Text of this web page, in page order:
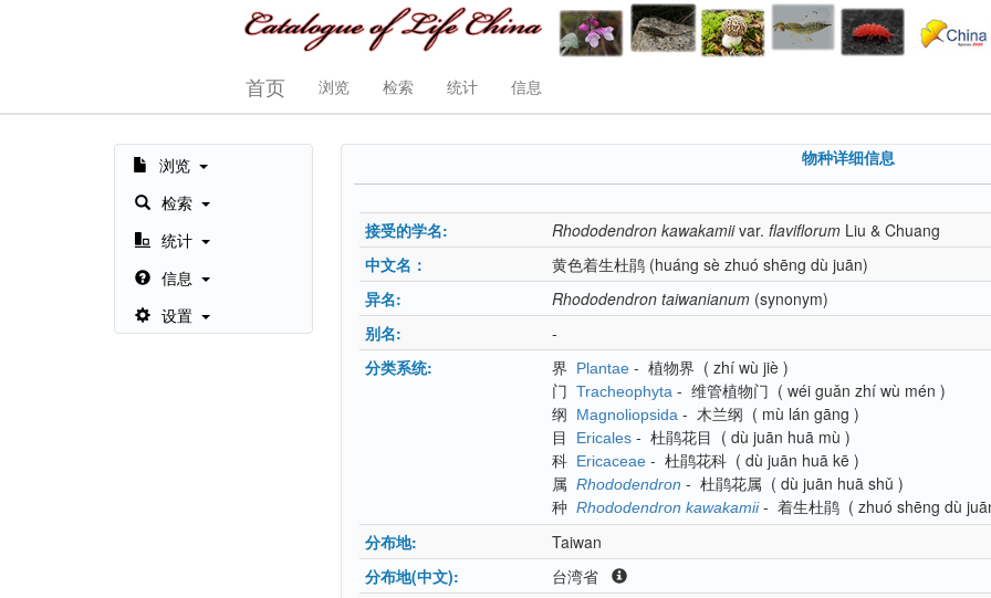
首页 浏览 检索 统计 信息
浏览
检索
统计
信息
设置
物种详细信息
接受的学名: Rhododendron kawakamiivar. flaviflorum Liu & Chuang
中文名：
黄色着生杜鹃 (huáng sè zhuó shēng dù juān)
异名:
Rhododendron taiwanianum (synonym)
别名:
-
分类系统:
界 Plantae - 植物界 ( zhí wù jiè )
门 Tracheophyta - 维管植物门 ( wéi guǎn zhí wù mén )
纲
Magnoliopsida - 木兰纲 ( mù lán gāng )
目
Ericales - 杜鹃花目 ( dù juān huā mù )
科 Ericaceae - 杜鹃花科 ( dù juān huā kē )
属 Rhododendron - 杜鹃花属 ( dù juān huā shǔ )
种 Rhododendron kawakamii- 着生杜鹃 ( zhuó shēng dù
分布地:
Taiwan
分布地(中文):
台湾省